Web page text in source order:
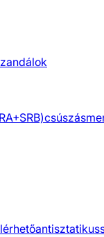
antisztatikus